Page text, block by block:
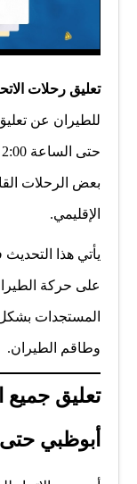
تعليق رحلات
للطيران عن
بعض الرحلات
الإقليمي.
يأتي هذا
على حركة
المستجدات
وطاقم الطيران.
تعليق جميع
أبوظبي حتى